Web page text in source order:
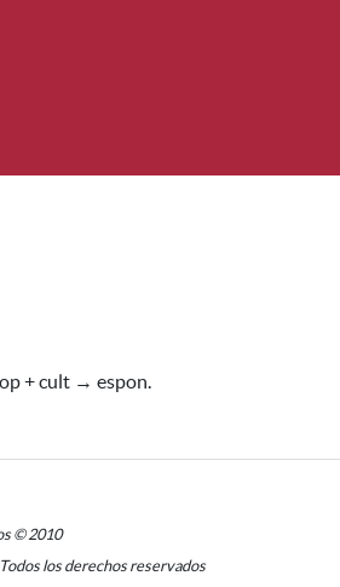
+ cult → espon.
© 2010
los derechos reservados